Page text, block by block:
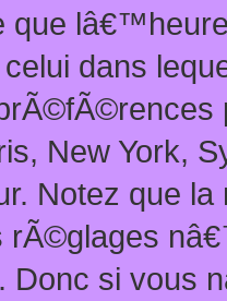
que
dans
New York,
Notez que la
rÃ©glages
Donc si vous